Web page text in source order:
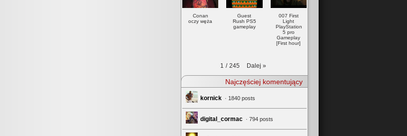
Conan
oczy węża
Guest
Rush PS5
gameplay
007 First
Light
PlayStation
5 pro
Gameplay
[First hour]
1 / 245 Dalej »
Najczęściej komentujący
kornick · 1840 posts
digital_cormac · 794 posts